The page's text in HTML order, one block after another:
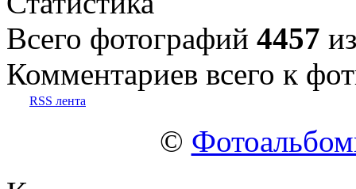
Всего фотографий 4457
Комментариев всего к
RSS лента
©